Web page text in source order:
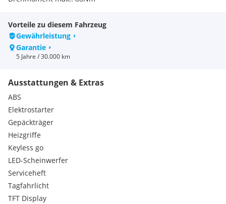
Kennzeichen: ein- oder zweizeilig
Übertragung: Automatisches CVT
Kraftstofftank: 23l
Länge: 2429mm
Breite: 1489mm
Radstand 1: 1455mm
Bodenfreiheit/Kupplungspunkt: ca.350/ Max.420mm
Anhängelast gebremst: 700kg
Anhängelast ungebremst: 400kg
Gesamtmasse ungebremst: 1200kg
Gesamtmasse gebremst: 1500kg
Stützlast: 95kg
Eigengewicht: 520kg
Räder Achse 1: 30x10.00R14 63M
***********************************************
Technische Änderungen sind dem Hersteller vorbehalten !
Vorteile zu diesem Fahrzeug
Gewährleistung
Garantie
5 Jahre / 30.000 km
Ausstattungen & Extras
ABS
Elektrostarter
Gepäckträger
Heizgriffe
Keyless go
LED-Scheinwerfer
Serviceheft
Tagfahrlicht
TFT Display